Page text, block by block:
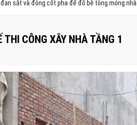
sắt và đóng cốt pha để đổ bê tông móng nhà
THI CÔNG XÂY NHÀ TẦNG 1